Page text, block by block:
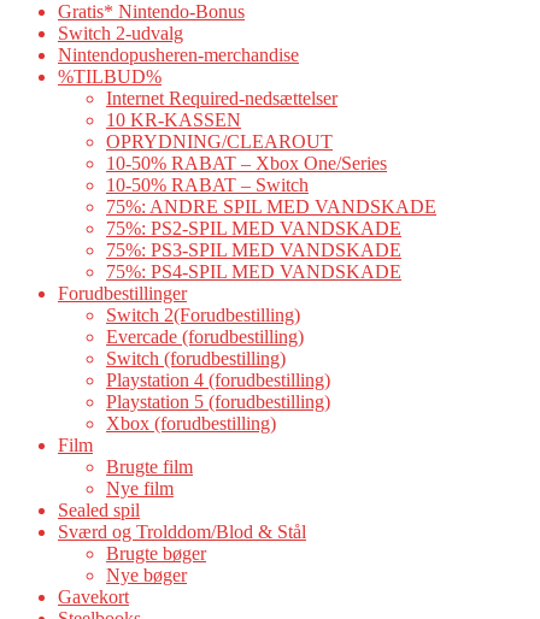
Gratis* Nintendo-Bonus
Switch 2-udvalg
Nintendopusheren-merchandise
%TILBUD%
Internet Required-nedsættelser
10 KR-KASSEN
OPRYDNING/CLEAROUT
10-50% RABAT – Xbox One/Series
10-50% RABAT – Switch
75%: ANDRE SPIL MED VANDSKADE
75%: PS2-SPIL MED VANDSKADE
75%: PS3-SPIL MED VANDSKADE
75%: PS4-SPIL MED VANDSKADE
Forudbestillinger
Switch 2(Forudbestilling)
Evercade (forudbestilling)
Switch (forudbestilling)
Playstation 4 (forudbestilling)
Playstation 5 (forudbestilling)
Xbox (forudbestilling)
Film
Brugte film
Nye film
Sealed spil
Sværd og Trolddom/Blod & Stål
Brugte bøger
Nye bøger
Gavekort